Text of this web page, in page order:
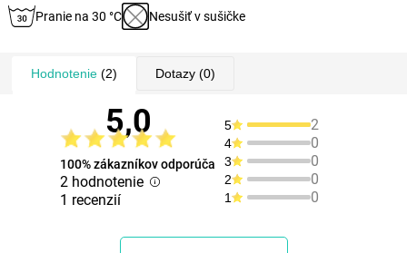
Pranie na 30 °C Nesušiť v sušičke
Hodnotenie(2) Dotazy(0)
5,0
100% zákazníkov odporúča
2 hodnotenie
1 recenzií
5 2
4 0
3 0
2 0
1 0